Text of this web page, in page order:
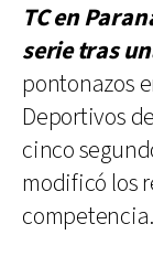
TC en
serie tras
pontonazos
Deportivos
cinco
modificó los
competencia.